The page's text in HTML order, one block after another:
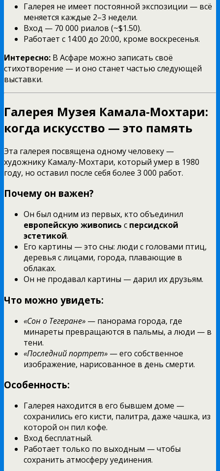
Галерея не имеет постоянной экспозиции — всё
меняется каждые 2–3 недели.
Вход — 70 000 риалов (~$1.50).
Работает с 14:00 до 20:00, кроме воскресенья.
Интересно: В Асфаре можно записать своё
стихотворение — и оно станет частью следующей
выставки.
Галерея Музея Камала-Мохтари:
когда искусство — это память
Эта галерея посвящена одному человеку —
художнику Камалу-Мохтари, который умер в 1980
году, но оставил после себя более 3 000 работ.
Почему он важен?
Он был одним из первых, кто объединил
европейскую живопись с персидской
эстетикой.
Его картины — это сны: люди с головами птиц,
деревья с лицами, города, плавающие в
облаках.
Он не продавал картины — дарил их друзьям.
Что можно увидеть:
«Сон о Тегеране» — панорама города, где
минареты превращаются в пальмы, а люди — в
тени.
«Последний портрет» — его собственное
изображение, нарисованное в день смерти.
Особенность:
Галерея находится в его бывшем доме —
сохранились его кисти, палитра, даже чашка, из
которой он пил кофе.
Вход бесплатный.
Работает только по выходным — чтобы
сохранить атмосферу уединения.